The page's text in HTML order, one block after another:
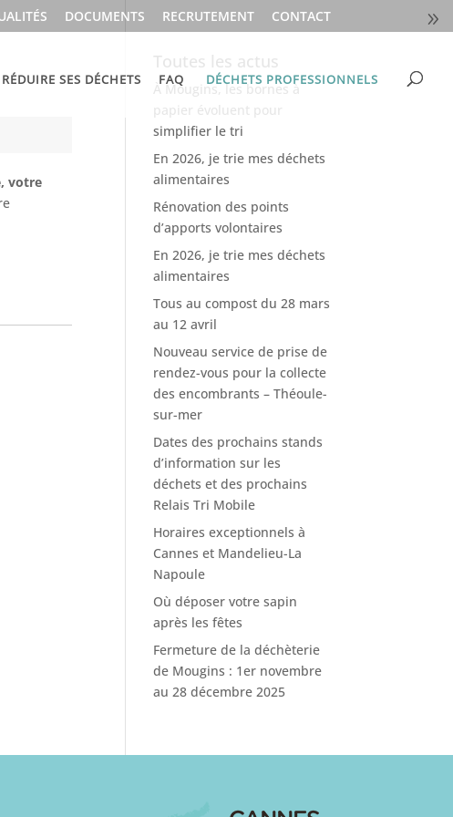
DOCUMENTS RECRUTEMENT CONTACT
RÉDUIRE SES DÉCHETS FAQ DÉCHETS PROFESSIONNELS
votre
Toutes les actus
À Mougins, les bornes à
papier évoluent pour
simplifier le tri
En 2026, je trie mes déchets
alimentaires
Rénovation des points
d’apports volontaires
En 2026, je trie mes déchets
alimentaires
Tous au compost du 28 mars
au 12 avril
Nouveau service de prise de
rendez-vous pour la collecte
des encombrants – Théoule-
sur-mer
Dates des prochains stands
d’information sur les
déchets et des prochains
Relais Tri Mobile
Horaires exceptionnels à
Cannes et Mandelieu-La
Napoule
Où déposer votre sapin
après les fêtes
Fermeture de la déchèterie
de Mougins : 1er novembre
au 28 décembre 2025